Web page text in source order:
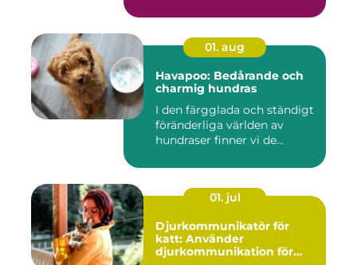
01. aug
Havapoo: Bedårande och
charmig hundras
I den färgglada och ständigt
föränderliga världen av
hundraser finner vi de...
01. jul
Djurkommunikatör för
katt: Använder
djurkommunikation för